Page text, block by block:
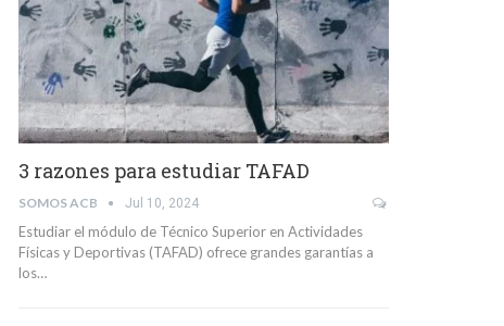
3 razones para estudiar TAFAD
SOMOS ACB Jul 10, 2024
Estudiar el módulo de Técnico Superior en Actividades
Físicas y Deportivas (TAFAD) ofrece grandes garantías a
los…